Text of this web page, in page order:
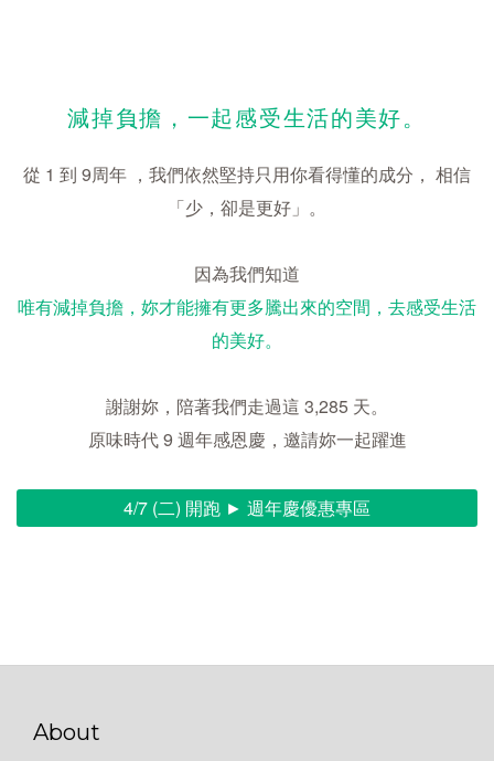
減掉負擔，一起感受生活的美好。
從 1 到 9周年 ，我們依然堅持只用你看得懂的成分， 相信
「少，卻是更好」。
因為我們知道
唯有減掉負擔，妳才能擁有更多騰出來的空間，去感受生活
的美好。
謝謝妳，陪著我們走過這 3,285 天。
原味時代 9 週年感恩慶，邀請妳一起躍進
4/7 (二) 開跑 ► 週年慶優惠專區
About